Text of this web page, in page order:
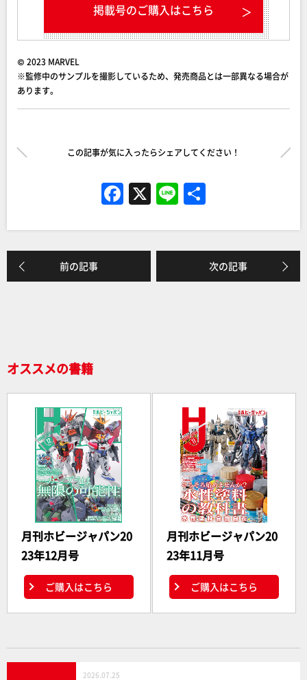
掲載号のご購入はこちら
© 2023 MARVEL
※監修中のサンプルを撮影しているため、発売商品とは一部異なる場合が
あります。
この記事が気に入ったらシェアしてください！
F
a
c
e
b
X Li
n
e
前の記事 次の記事
オススメの書籍
月刊ホビージャパン20
23年12月号
ご購入はこちら
月刊ホビージャパン20
23年11月号
ご購入はこちら
2026.07.25